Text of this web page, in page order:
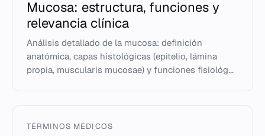
Mucosa: estructura, funciones y
relevancia clínica
Análisis detallado de la mucosa: definición
anatómica, capas histológicas (epitelio, lámina
propia, muscularis mucosae) y funciones fisiológ...
TÉRMINOS MÉDICOS